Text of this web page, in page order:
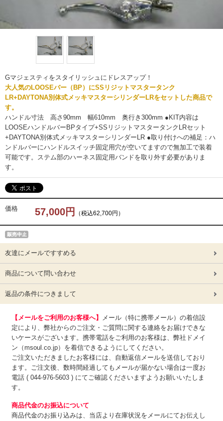
Gマジェスティをスタイリッシュにドレスアップ！
大人気のLOOSEバー（BP）にSSリジットマスタータンク
LR+DAYTONA別体式メッキマスターシリンダーLRをセットした商品で
す。
ハンドル寸法 高さ90mm 幅610mm 奥行き300mm ●KIT内容は
LOOSEハンドルバーBPタイプ+SSリジットマスタータンクLRセット
+DAYTONA別体式メッキマスターシリンダーLR ●取り付けへの補足：ハ
ンドルバーにハンドルスイッチ固定用穴が空いてますので無加工で装着
可能です。ステム部のハーネス固定用バンドを取り外す必要がありま
す。
価格 57,000円 （税込62,700円）
友達にメールですすめる
商品について問い合わせ
返品の条件につきまして
【メールをご利用のお客様へ】
メール（特に携帯メール）の着信設
定により、弊社からのご注文・ご質問に関する連絡をお届けできな
いケースがございます。携帯電話をご利用のお客様は、弊社ドメイ
ン（msoul.co.jp）を着信できるようにしてください。
ご注文いただきましたお客様には、自動返信メールを送信しており
ます。ご注文後、数時間経過してもメールが届かない場合は一度お
電話 ( 044-976-5603 ) にてご確認くださいますようお願いいたしま
す。
商品代金のお振込について
商品代金のお振り込みは、 当店より在庫状況をメールにてお伝えし